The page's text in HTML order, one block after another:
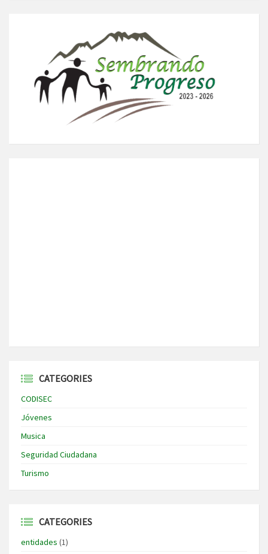
CATEGORIES
CODISEC
Jóvenes
Musica
Seguridad Ciudadana
Turismo
CATEGORIES
entidades (1)